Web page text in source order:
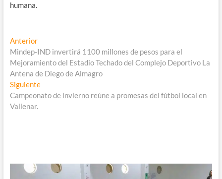
humana.
Navegación
de
entradas
AnteriorEntrada
anterior:
Mindep-IND invertirá 1100 millones de pesos para el
Mejoramiento del Estadio Techado del Complejo Deportivo La
Antena de Diego de Almagro
SiguienteEntrada
siguiente:
Campeonato de invierno reúne a promesas del fútbol local en
Vallenar.